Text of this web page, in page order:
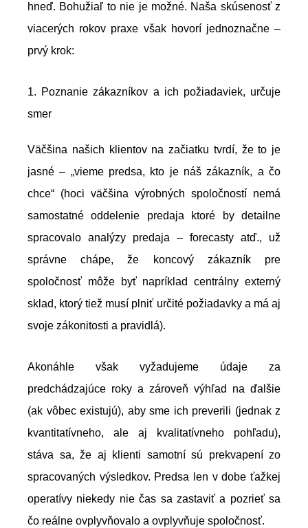
hneď. Bohužiaľ to nie je možné. Naša skúsenosť z
viacerých rokov praxe však hovorí jednoznačne –
prvý krok:
1. Poznanie zákazníkov a ich požiadaviek, určuje
smer
Väčšina našich klientov na začiatku tvrdí, že to je
jasné – „vieme predsa, kto je náš zákazník, a čo
chce“ (hoci väčšina výrobných spoločností nemá
samostatné oddelenie predaja ktoré by detailne
spracovalo analýzy predaja – forecasty atď., už
správne chápe, že koncový zákazník pre
spoločnosť môže byť napríklad centrálny externý
sklad, ktorý tiež musí plniť určité požiadavky a má aj
svoje zákonitosti a pravidlá).
Akonáhle však vyžadujeme údaje za
predchádzajúce roky a zároveň výhľad na ďalšie
(ak vôbec existujú), aby sme ich preverili (jednak z
kvantitatívneho, ale aj kvalitatívneho pohľadu),
stáva sa, že aj klienti samotní sú prekvapení zo
spracovaných výsledkov. Predsa len v dobe ťažkej
operatívy niekedy nie čas sa zastaviť a pozrieť sa
čo reálne ovplyvňovalo a ovplyvňuje spoločnosť.